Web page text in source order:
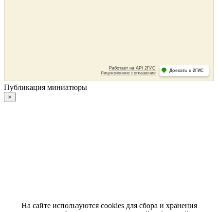
Публикация миниатюры
×
На сайте используются cookies для сбора и хранения